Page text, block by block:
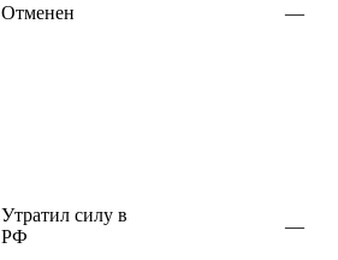
Отменен —
Утратил силу в
РФ
—